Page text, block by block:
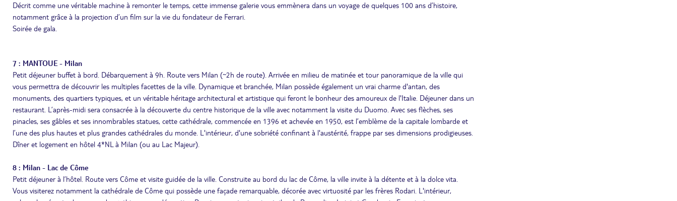
Décrit comme une véritable machine à remonter le temps, cette immense galerie vous emmènera dans un voyage de quelques 100 ans d’histoire,
notamment grâce à la projection d’un film sur la vie du fondateur de Ferrari.
Soirée de gala.
7 : MANTOUE - Milan
Petit déjeuner buffet à bord. Débarquement à 9h. Route vers Milan (~2h de route). Arrivée en milieu de matinée et tour panoramique de la ville qui
vous permettra de découvrir les multiples facettes de la ville. Dynamique et branchée, Milan possède également un vrai charme d'antan, des
monuments, des quartiers typiques, et un véritable héritage architectural et artistique qui feront le bonheur des amoureux de l'Italie. Déjeuner dans un
restaurant. L’après-midi sera consacrée à la découverte du centre historique de la ville avec notamment la visite du Duomo. Avec ses flèches, ses
pinacles, ses gâbles et ses innombrables statues, cette cathédrale, commencée en 1396 et achevée en 1950, est l’emblème de la capitale lombarde et
l’une des plus hautes et plus grandes cathédrales du monde. L'intérieur, d'une sobriété confinant à l'austérité, frappe par ses dimensions prodigieuses.
Dîner et logement en hôtel 4*NL à Milan (ou au Lac Majeur).
8 : Milan - Lac de Côme
Petit déjeuner à l’hôtel. Route vers Côme et visite guidée de la ville. Construite au bord du lac de Côme, la ville invite à la détente et à la dolce vita.
Vous visiterez notamment la cathédrale de Côme qui possède une façade remarquable, décorée avec virtuosité par les frères Rodari. L'intérieur,